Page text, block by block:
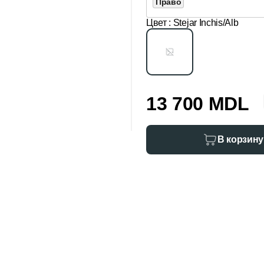
Цвет : Stejar Inchis/Alb
13 700 MDL
В корзину